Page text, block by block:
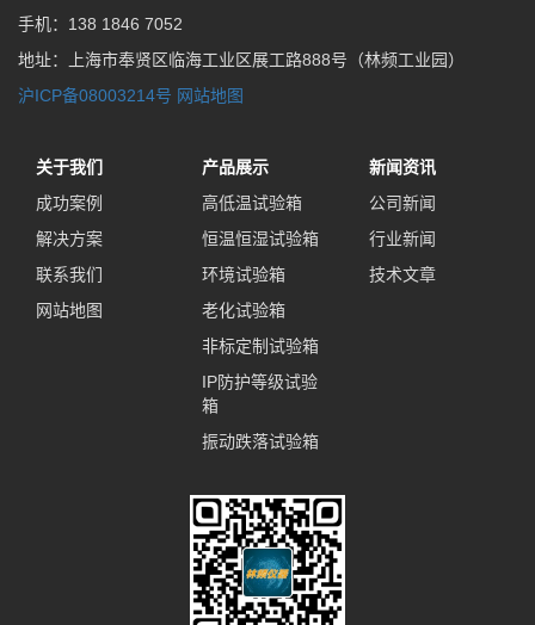
手机：138 1846 7052
地址：上海市奉贤区临海工业区展工路888号（林频工业园）
沪ICP备08003214号 网站地图
关于我们
成功案例
解决方案
联系我们
网站地图
产品展示
高低温试验箱
恒温恒湿试验箱
环境试验箱
老化试验箱
非标定制试验箱
IP防护等级试验
箱
振动跌落试验箱
新闻资讯
公司新闻
行业新闻
技术文章